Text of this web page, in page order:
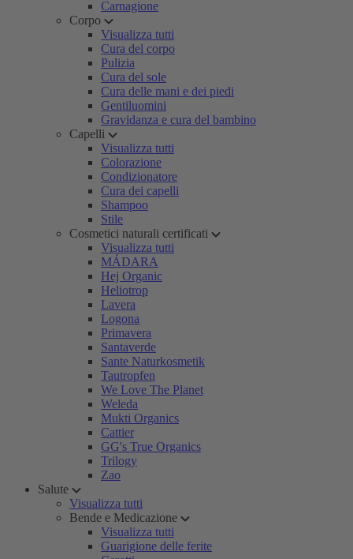
Carnagione
Corpo
Visualizza tutti
Cura del corpo
Pulizia
Cura del sole
Cura delle mani e dei piedi
Gentiluomini
Gravidanza e cura del bambino
Capelli
Visualizza tutti
Colorazione
Condizionatore
Cura dei capelli
Shampoo
Stile
Cosmetici naturali certificati
Visualizza tutti
MÁDARA
Hej Organic
Heliotrop
Lavera
Logona
Primavera
Santaverde
Sante Naturkosmetik
Tautropfen
We Love The Planet
Weleda
Mukti Organics
Cattier
GG's True Organics
Trilogy
Zao
Salute
Visualizza tutti
Bende e Medicazione
Visualizza tutti
Guarigione delle ferite